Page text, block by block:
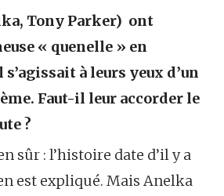
Tony Parker) ont
« quenelle » en
à leurs yeux d’un
Faut-il leur accorder le
?
sûr : l’histoire date d’il y a
est expliqué. Mais Anelka